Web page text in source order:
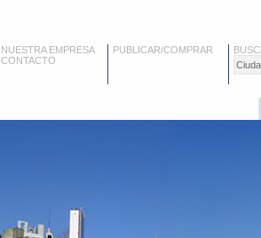
NUESTRA EMPRESA
CONTACTO
PUBLICAR/COMPRAR